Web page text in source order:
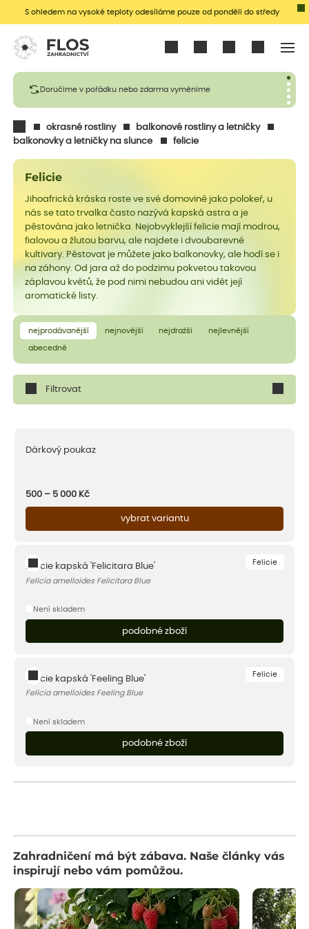
S ohledem na vysoké teploty odesíláme pouze od pondělí do středy
Doručíme v pořádku nebo zdarma vyměníme
okrasné rostliny
balkonové rostliny a letničky
balkonovky a letničky na slunce
felicie
Felicie
Jihoafrická kráska roste ve své domovině jako polokeř, u
nás se tato trvalka často nazývá kapská astra a je
pěstována jako letnička. Nejobvyklejší felicie mají modrou,
fialovou a žlutou barvu, ale najdete i dvoubarevné
kultivary. Pěstovat je můžete jako balkonovky, ale hodí se i
na záhony. Od jara až do podzimu pokvetou takovou
záplavou květů, že pod nimi nebudou ani vidět její
aromatické listy.
nejprodávanější nejnovější nejdražší nejlevnější
abecedně
Filtrovat
Dárkový poukaz
500 – 5 000 Kč
vybrat variantu
Felicie
Felicie kapská 'Felicitara Blue'
Felicia amelloides Felicitara Blue
Není skladem
podobné zboží
Felicie
Felicie kapská 'Feeling Blue'
Felicia amelloides Feeling Blue
Není skladem
podobné zboží
Zahradničení má být zábava. Naše články vás
inspirují nebo vám pomůžou.